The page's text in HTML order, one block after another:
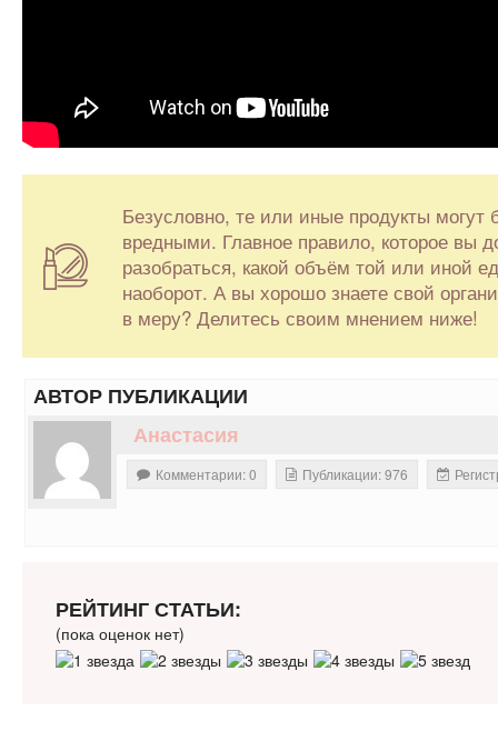
Безусловно, те или иные продукты могут
вредными. Главное правило, которое вы
разобраться, какой объём той или иной
наоборот. А вы хорошо знаете свой
в меру? Делитесь своим мнением ниже!
АВТОР ПУБЛИКАЦИИ
Анастасия
Комментарии: 0 Публикации: 976
РЕЙТИНГ СТАТЬИ:
(пока оценок нет)